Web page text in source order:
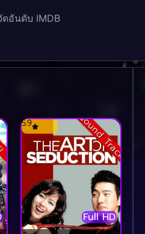
ดอันดับ IMDB
Sound Track
Full HD
5.9